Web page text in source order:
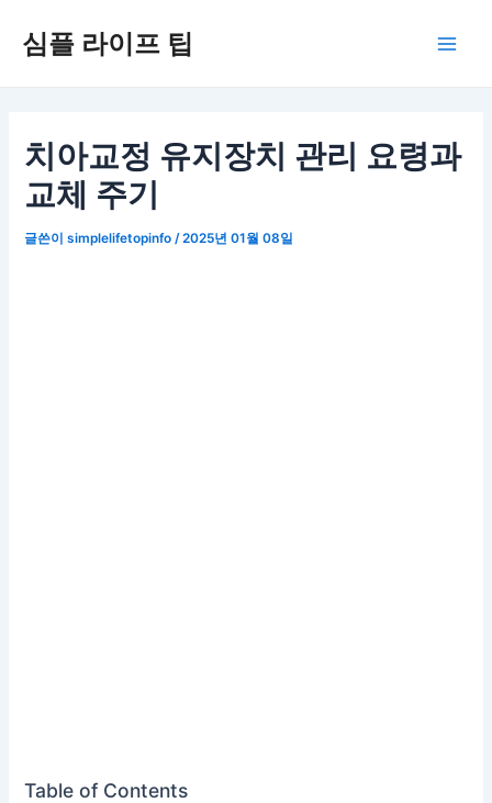
심플 라이프 팁
치아교정 유지장치 관리 요령과
교체 주기
글쓴이simplelifetopinfo /2025년 01월 08일
Table of Contents